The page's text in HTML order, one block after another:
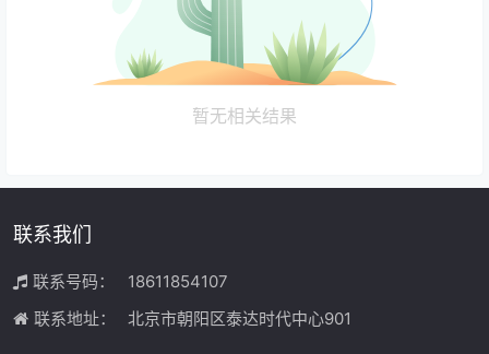
暂无相关结果
联系我们
联系号码：
18611854107
联系地址：
北京市朝阳区泰达时代中心901